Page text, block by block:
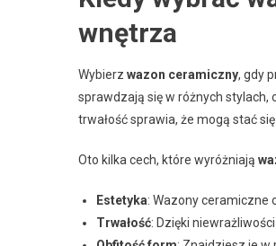
wnętrza
Wybierz wazon ceramiczny, gdy
sprawdzają się w różnych stylach,
trwałość sprawia, że mogą stać
Oto kilka cech, które wyróżniają
Estetyka: Wazony ceramiczne
Trwałość: Dzięki